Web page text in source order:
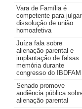
Vara de Família é
competente para julgar
dissolução de união
homoafetiva
Juíza fala sobre
alienação parental e
implantação de falsas
memória durante
congresso do IBDFAM
Senado promove
audiência pública
alienação parental